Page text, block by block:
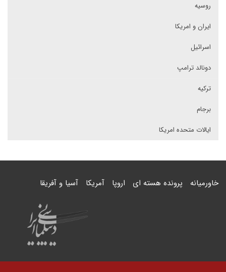
روسیه
ایران و امریکا
اسرائیل
دونالد ترامپ
ترکیه
برجام
ایالات متحده امریکا
خاورمیانه پرونده هسته ای اروپا آمریکا آسیا و آفریقا